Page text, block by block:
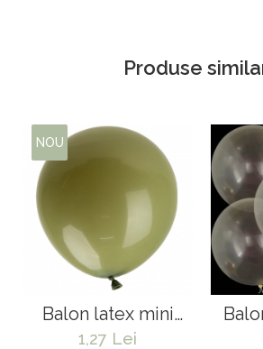
Produse
NOU
Balon latex mini
jumbo - 45 cm
1,27 Lei